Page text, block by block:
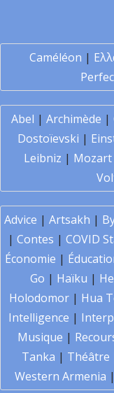
Caméléon |
Abel | Archimède |
Dostoïevski |
Leibniz | Mozart
Advice | Artsakh |
| Contes | COVID
Économie |
Go | Haïku |
Holodomor | Hua
Intelligence |
Musique |
Tanka | Théâtre
Western Armenia |